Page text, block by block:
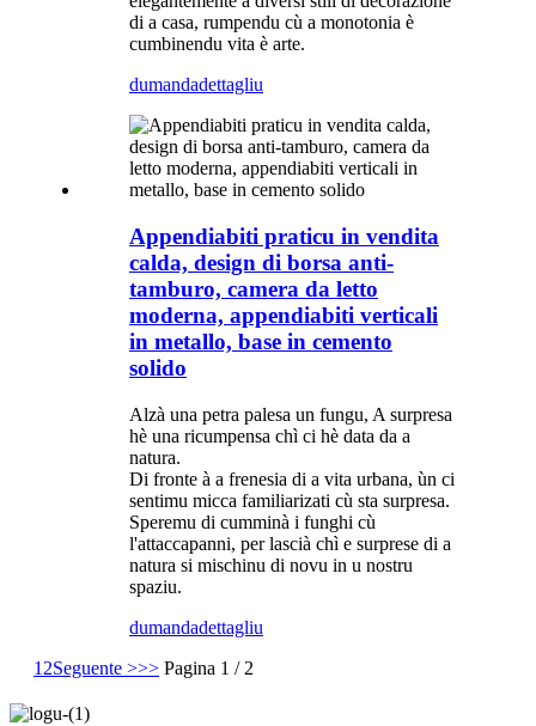
di a casa, rumpendu cù a monotonia è
cumbinendu vita è arte.
dumandadettagliu
Appendiabiti praticu in vendita
calda, design di borsa anti-
tamburo, camera da letto
moderna, appendiabiti verticali
in metallo, base in cemento
solido
Alzà una petra palesa un fungu, A surpresa
hè una ricumpensa chì ci hè data da a
natura.
Di fronte à a frenesia di a vita urbana, ùn ci
sentimu micca familiarizati cù sta surpresa.
Speremu di cumminà i funghi cù
l'attaccapanni, per lascià chì e surprese di a
natura si mischinu di novu in u nostru
spaziu.
dumandadettagliu
1 2Seguente >>> Pagina 1 / 2